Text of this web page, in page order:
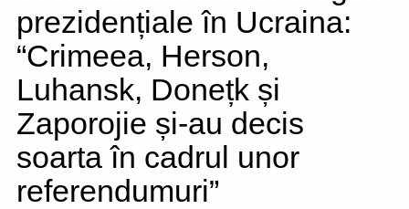
prezidențiale în Ucraina:
“Crimeea, Herson,
Luhansk, Donețk și
Zaporojie și-au decis
soarta în cadrul unor
referendumuri”